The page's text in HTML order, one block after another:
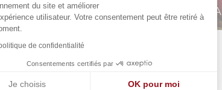
NOËL DES
du site et améliorer
utilisateur. Votre consentement peut être retiré à
de confidentialité
Consentements certifiés par
Je choisis OK pour moi